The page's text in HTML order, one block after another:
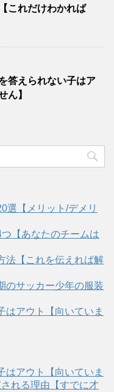
これだけわかれば
答えられない子はア
ん】
選【メリット/デメリ
【あなたのチームは
法【これを伝えれば解
のサッカー少年の服装
はアウト【向いていま
はアウト【向いていま
れる理由【すでに才